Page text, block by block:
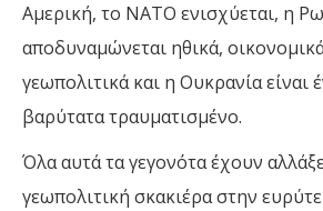
Αμερική, το ΝΑΤΟ ενισχύεται, η
αποδυναμώνεται ηθικά,
γεωπολιτικά και η Ουκρανία είναι
βαρύτατα τραυματισμένο.
Όλα αυτά τα γεγονότα έχουν
γεωπολιτική σκακιέρα στην